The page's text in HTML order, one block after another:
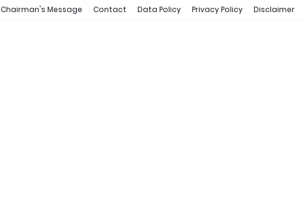
Disclaimer
Privacy Policy
Data Policy
Contact
Chairman's Message